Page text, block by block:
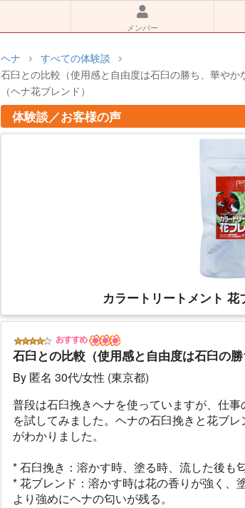
メンバー
ヘナ
すべての体験談
石臼との比較（使用感と自由度は石臼の勝ち、華や
（ヘナ花ブレンド）
体験談／お客様の声
カラートリートメント 花
石臼との比較（使用感と自由度は石臼の
By 匿名 30代/女性 (東京都)
普段は石臼挽きヘナを使っていますが、仕
を試してみました。ヘナの石臼挽きと花ブ
がわかりました。
* 石臼挽き：溶かす時、塗る時、流した後も
* 花ブレンド：溶かす時は花の香りが強く、
より強めにヘナの匂いが残る。